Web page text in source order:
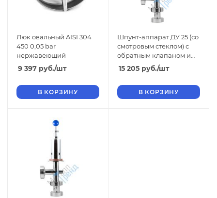
Люк овальный AISI 304
450 0,05 bar
нержавеющий
9 397 руб./шт
В КОРЗИНУ
Шпунт-аппарат ДУ 25 (со
смотровым стеклом) с
обратным клапаном и
манометром
15 205 руб./шт
В КОРЗИНУ